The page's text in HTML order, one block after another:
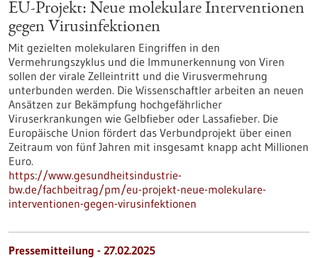
EU-Projekt: Neue molekulare Interventionen
gegen Virusinfektionen
Mit gezielten molekularen Eingriffen in den
Vermehrungszyklus und die Immunerkennung von Viren
sollen der virale Zelleintritt und die Virusvermehrung
unterbunden werden. Die Wissenschaftler arbeiten an neuen
Ansätzen zur Bekämpfung hochgefährlicher
Viruserkrankungen wie Gelbfieber oder Lassafieber. Die
Europäische Union fördert das Verbundprojekt über einen
Zeitraum von fünf Jahren mit insgesamt knapp acht Millionen
Euro.
https://www.gesundheitsindustrie-
bw.de/fachbeitrag/pm/eu-projekt-neue-molekulare-
interventionen-gegen-virusinfektionen
Pressemitteilung - 27.02.2025